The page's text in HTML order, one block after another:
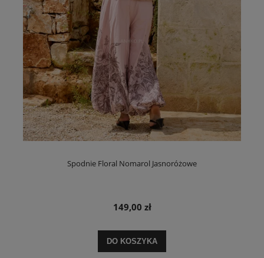
Spodnie Floral Nomarol Jasnoróżowe
149,00 zł
DO KOSZYKA